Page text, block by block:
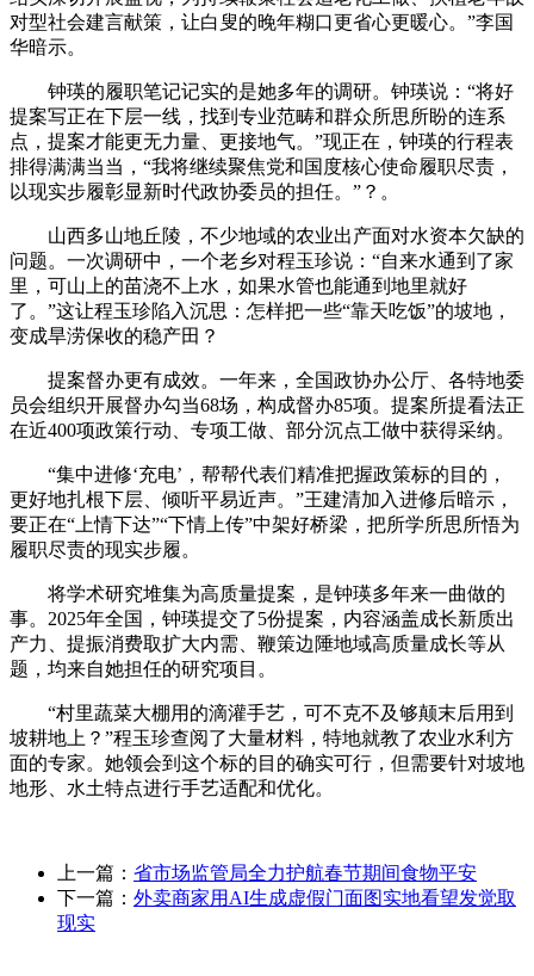
对型社会建言献策，让白叟的晚年糊口更省心更暖心。”李国
华暗示。
钟瑛的履职笔记记实的是她多年的调研。钟瑛说：“将好
提案写正在下层一线，找到专业范畴和群众所思所盼的连系
点，提案才能更无力量、更接地气。”现正在，钟瑛的行程表
排得满满当当，“我将继续聚焦党和国度核心使命履职尽责，
以现实步履彰显新时代政协委员的担任。”？。
山西多山地丘陵，不少地域的农业出产面对水资本欠缺的
问题。一次调研中，一个老乡对程玉珍说：“自来水通到了家
里，可山上的苗浇不上水，如果水管也能通到地里就好
了。”这让程玉珍陷入沉思：怎样把一些“靠天吃饭”的坡地，
变成旱涝保收的稳产田？
提案督办更有成效。一年来，全国政协办公厅、各特地委
员会组织开展督办勾当68场，构成督办85项。提案所提看法正
在近400项政策行动、专项工做、部分沉点工做中获得采纳。
“集中进修‘充电’，帮帮代表们精准把握政策标的目的，
更好地扎根下层、倾听平易近声。”王建清加入进修后暗示，
要正在“上情下达”“下情上传”中架好桥梁，把所学所思所悟为
履职尽责的现实步履。
将学术研究堆集为高质量提案，是钟瑛多年来一曲做的
事。2025年全国，钟瑛提交了5份提案，内容涵盖成长新质出
产力、提振消费取扩大内需、鞭策边陲地域高质量成长等从
题，均来自她担任的研究项目。
“村里蔬菜大棚用的滴灌手艺，可不克不及够颠末后用到
坡耕地上？”程玉珍查阅了大量材料，特地就教了农业水利方
面的专家。她领会到这个标的目的确实可行，但需要针对坡地
地形、水土特点进行手艺适配和优化。
上一篇： 省市场监管局全力护航春节期间食物平安
下一篇： 外卖商家用AI生成虚假门面图实地看望发觉取
现实